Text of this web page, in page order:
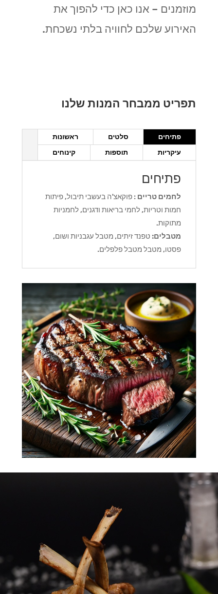
מוזמנים – אנו כאן כדי להפוך את
האירוע שלכם לחוויה בלתי נשכחת.
תפריט ממבחר המנות שלנו
פתיחים סלטים
ראשונות
עיקריות
תוספות קינוחים
פתיחים
לחמים טריים : פוקאצ'ה בעשבי תיבול, פיתות
חמות וטריות, לחמי בריאות ודגנים, לחמניות
מתוקות.
מטבלים: טפנד זיתים, מטבל עגבניות ושום,
פסטו, מטבל מטבל פלפלים.